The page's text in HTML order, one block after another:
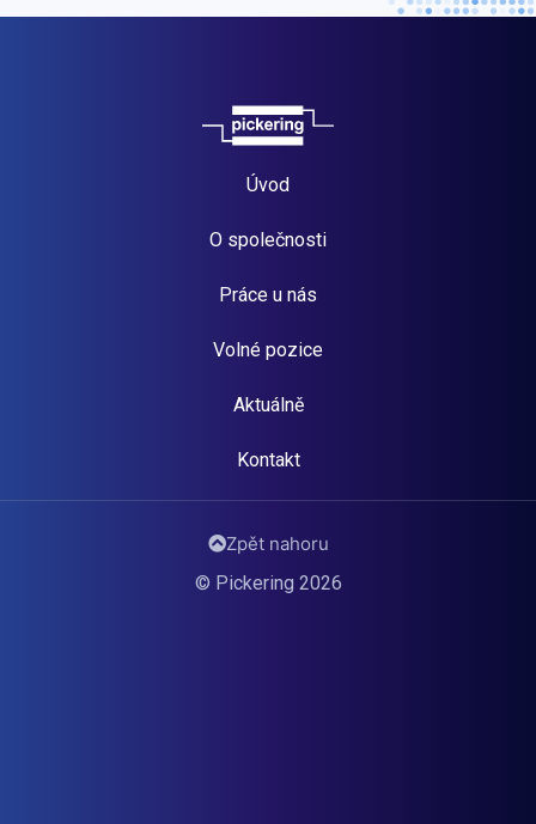
Úvod
O společnosti
Práce u nás
Volné pozice
Aktuálně
Kontakt
© Pickering 2026
Zpět nahoru